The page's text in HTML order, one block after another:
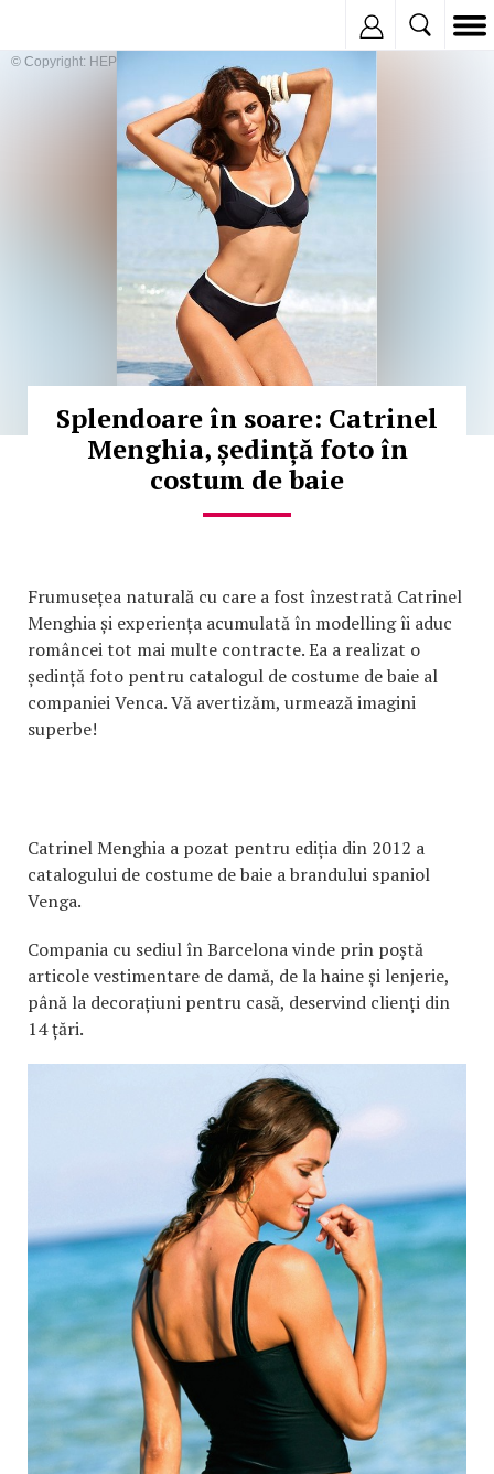
© Copyright: HEPTA
Splendoare în soare: Catrinel
Menghia, ședință foto în
costum de baie
Frumusețea naturală cu care a fost înzestrată Catrinel
Menghia și experiența acumulată în modelling îi aduc
româncei tot mai multe contracte. Ea a realizat o
ședință foto pentru catalogul de costume de baie al
companiei Venca. Vă avertizăm, urmează imagini
superbe!
Catrinel Menghia a pozat pentru ediția din 2012 a
catalogului de costume de baie a brandului spaniol
Venga.
Compania cu sediul în Barcelona vinde prin poștă
articole vestimentare de damă, de la haine și lenjerie,
până la decorațiuni pentru casă, deservind clienți din
14 țări.